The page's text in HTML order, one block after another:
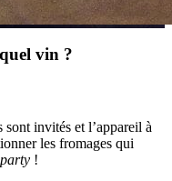
vin ?
invités et l’appareil à
les fromages qui
!